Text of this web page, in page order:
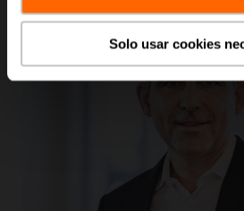
Solo usar cookies